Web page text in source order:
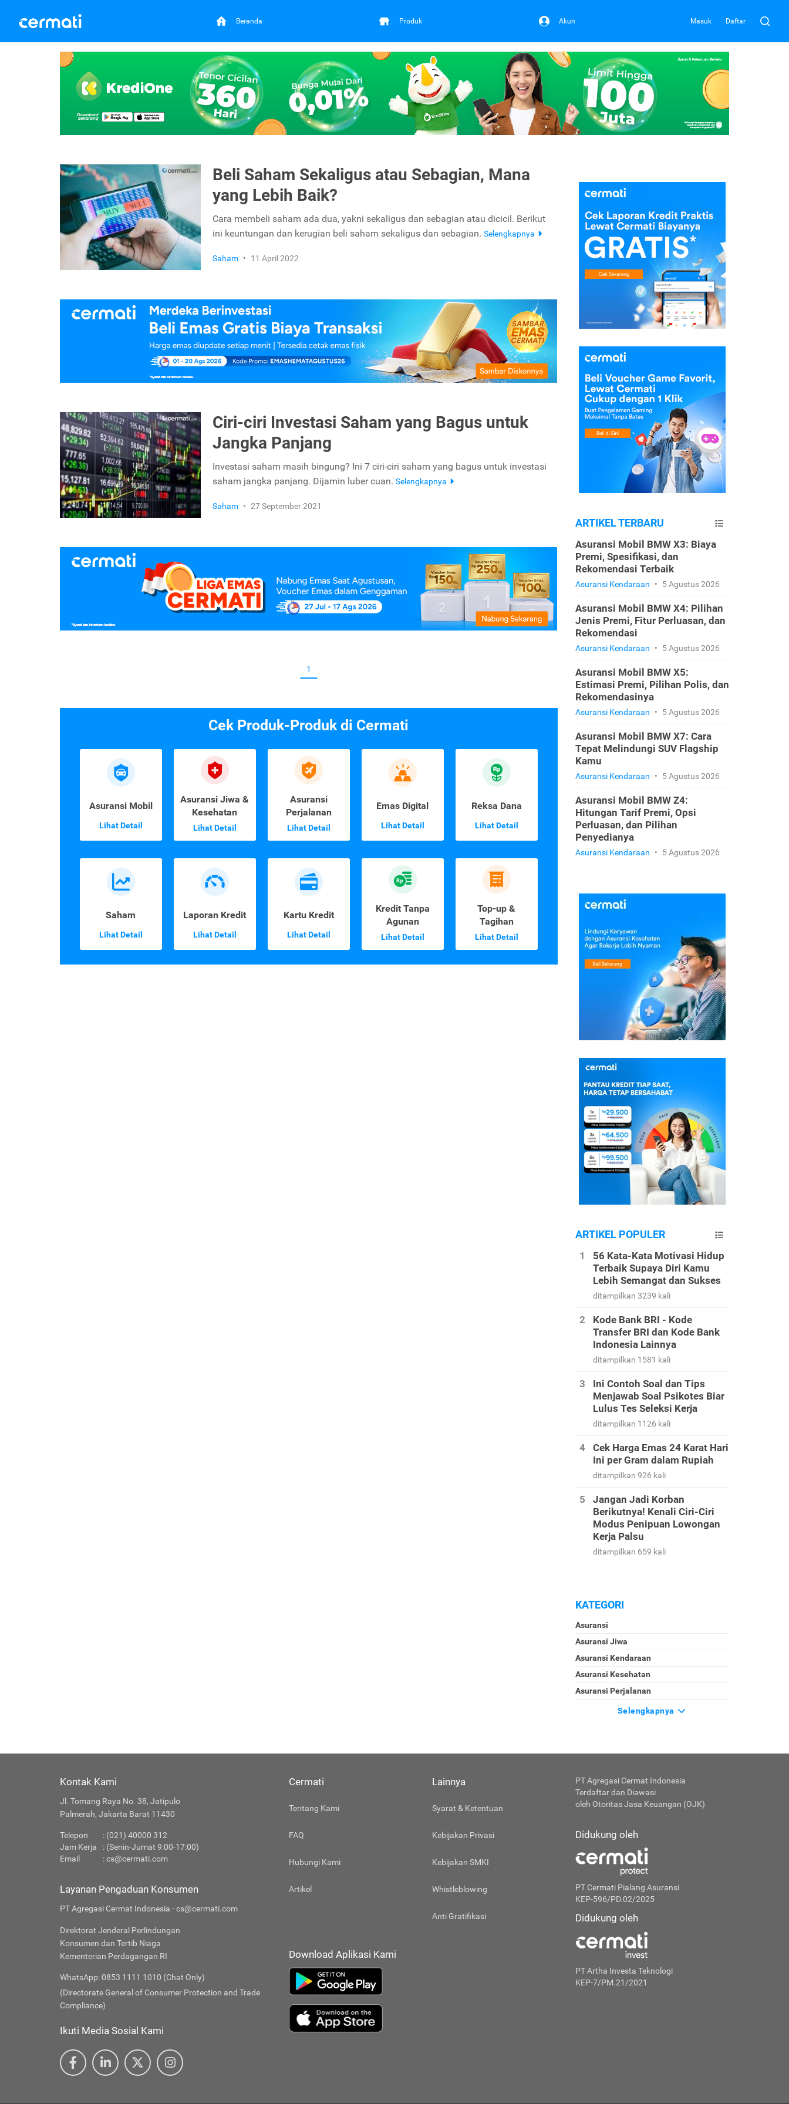
Beranda Produk Akun Masuk Daftar
Beli Saham Sekaligus atau Sebagian, Mana
yang Lebih Baik?
Cara membeli saham ada dua, yakni sekaligus dan sebagian atau dicicil. Berikut
ini keuntungan dan kerugian beli saham sekaligus dan sebagian. Selengkapnya
Saham • 11 April 2022
Ciri-ciri Investasi Saham yang Bagus untuk
Jangka Panjang
Investasi saham masih bingung? Ini 7 ciri-ciri saham yang bagus untuk investasi
saham jangka panjang. Dijamin luber cuan. Selengkapnya
Saham • 27 September 2021
1
Cek Produk-Produk di Cermati
Asuransi Mobil
Lihat Detail
Asuransi Jiwa &
Kesehatan
Lihat Detail
Asuransi
Perjalanan
Lihat Detail
Emas Digital
Lihat Detail
Reksa Dana
Lihat Detail
Saham
Lihat Detail
Laporan Kredit
Lihat Detail
Kartu Kredit
Lihat Detail
Kredit Tanpa
Agunan
Lihat Detail
Top-up &
Tagihan
Lihat Detail
ARTIKEL TERBARU
Asuransi Mobil BMW X3: Biaya
Premi, Spesifikasi, dan
Rekomendasi Terbaik
Asuransi Kendaraan • 5 Agustus 2026
Asuransi Mobil BMW X4: Pilihan
Jenis Premi, Fitur Perluasan, dan
Rekomendasi
Asuransi Kendaraan • 5 Agustus 2026
Asuransi Mobil BMW X5:
Estimasi Premi, Pilihan Polis, dan
Rekomendasinya
Asuransi Kendaraan • 5 Agustus 2026
Asuransi Mobil BMW X7: Cara
Tepat Melindungi SUV Flagship
Kamu
Asuransi Kendaraan • 5 Agustus 2026
Asuransi Mobil BMW Z4:
Hitungan Tarif Premi, Opsi
Perluasan, dan Pilihan
Penyedianya
Asuransi Kendaraan • 5 Agustus 2026
ARTIKEL POPULER
56 Kata-Kata Motivasi Hidup
Terbaik Supaya Diri Kamu
Lebih Semangat dan Sukses
ditampilkan 3239 kali
Kode Bank BRI - Kode
Transfer BRI dan Kode Bank
Indonesia Lainnya
ditampilkan 1581 kali
Ini Contoh Soal dan Tips
Menjawab Soal Psikotes Biar
Lulus Tes Seleksi Kerja
ditampilkan 1126 kali
Cek Harga Emas 24 Karat Hari
Ini per Gram dalam Rupiah
ditampilkan 926 kali
Jangan Jadi Korban
Berikutnya! Kenali Ciri-Ciri
Modus Penipuan Lowongan
Kerja Palsu
ditampilkan 659 kali
KATEGORI
Asuransi
Asuransi Jiwa
Asuransi Kendaraan
Asuransi Kesehatan
Asuransi Perjalanan
Selengkapnya
Kontak Kami
Jl. Tomang Raya No. 38, Jatipulo
Palmerah, Jakarta Barat 11430
Telepon
: (021) 40000 312
Jam Kerja
: (Senin-Jumat 9:00-17:00)
Email
:cs@cermati.com
Layanan Pengaduan Konsumen
PT Agregasi Cermat Indonesia - cs@cermati.com
Direktorat Jenderal Perlindungan
Konsumen dan Tertib Niaga
Kementerian Perdagangan RI
WhatsApp: 0853 1111 1010 (Chat Only)
(Directorate General of Consumer Protection and Trade
Compliance)
Ikuti Media Sosial Kami
Cermati
Tentang Kami
FAQ
Hubungi Kami
Artikel
Lainnya
Syarat & Ketentuan
Kebijakan Privasi
Kebijakan SMKI
Whistleblowing
Anti Gratifikasi
Download Aplikasi Kami
PT Agregasi Cermat Indonesia
Terdaftar dan Diawasi
oleh Otoritas Jasa Keuangan (OJK)
Didukung oleh
PT Cermati Pialang Asuransi
KEP-596/PD.02/2025
Didukung oleh
PT Artha Investa Teknologi
KEP-7/PM.21/2021